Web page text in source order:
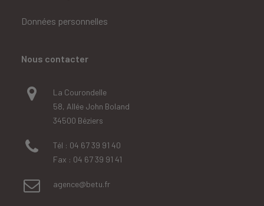
Données personnelles
Nous contacter
La Courondelle
58, Allée John Boland
34500 Béziers
Tél : 04 67 39 91 40
Fax : 04 67 39 91 41
agence@betu.fr